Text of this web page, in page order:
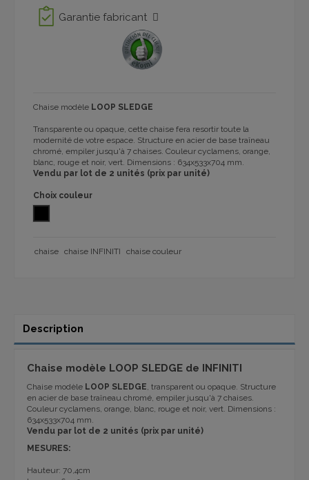
Garantie fabricant
Chaise modèle LOOP SLEDGE
Transparente ou opaque, cette chaise fera resortir toute la
modernité de votre espace. Structure en acier de base traîneau
chromé, empiler jusqu'à 7 chaises. Couleur cyclamens, orange,
blanc, rouge et noir, vert. Dimensions : 634x533x704 mm.
Vendu par lot de 2 unités (prix par unité)
Choix couleur
chaise chaise INFINITI chaise couleur
Description
Chaise modèle LOOP SLEDGE de INFINITI
Chaise modèle LOOP SLEDGE , transparent ou opaque. Structure
en acier de base traîneau chromé, empiler jusqu'à 7 chaises.
Couleur cyclamens, orange, blanc, rouge et noir, vert. Dimensions :
634x533x704 mm.
Vendu par lot de 2 unités (prix par unité)
MESURES:
Hauteur: 70,4cm